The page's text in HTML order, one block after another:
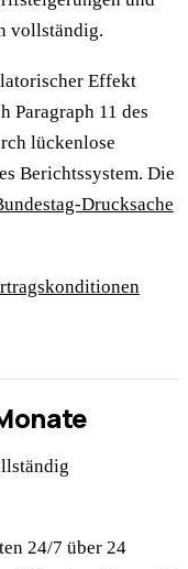
vollständig.
Effekt
Paragraph 11 des
lückenlose
Berichtssystem. Die
Drucksache
24/7 über 24